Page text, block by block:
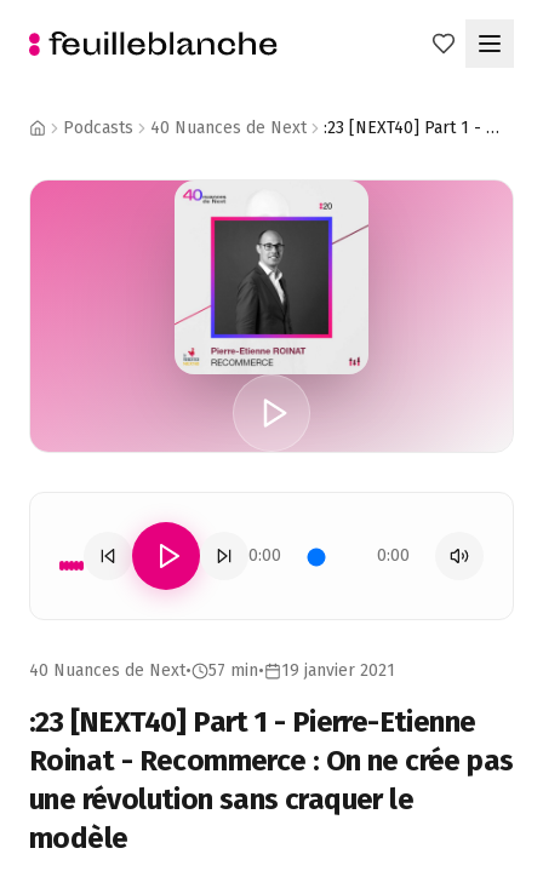
Podcasts 40 Nuances de Next :23 [NEXT40] Part 1 - Pierre-Etienne Roinat - Recommerce : On ne crée pas une révolution sans craquer le modèle
0:00 0:00
40 Nuances de Next• 57 min• 19 janvier 2021
:23 [NEXT40] Part 1 - Pierre-Etienne
Roinat - Recommerce : On ne crée pas
une révolution sans craquer le
modèle